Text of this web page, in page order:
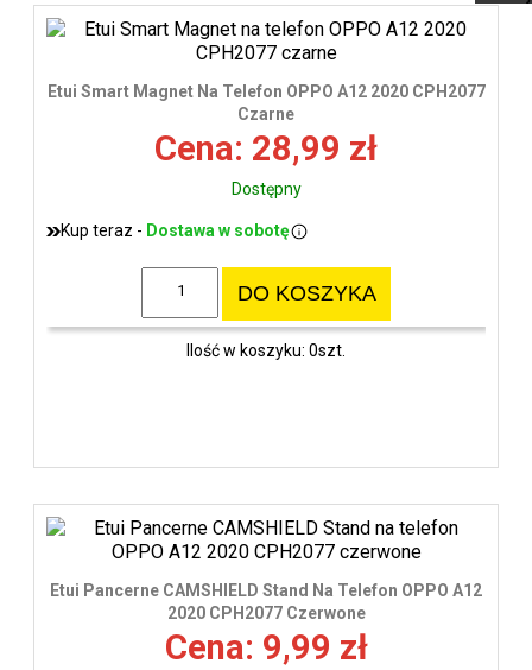
Etui Smart Magnet Na Telefon OPPO A12 2020 CPH2077
Czarne
Cena: 28,99 zł
Dostępny
Kup teraz - Dostawa w sobotę
DO KOSZYKA
Ilość w koszyku: 0szt.
Etui Pancerne CAMSHIELD Stand Na Telefon OPPO A12
2020 CPH2077 Czerwone
Cena: 9,99 zł